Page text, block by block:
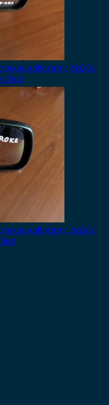
καθρέπτης δεξιός
καθρέπτης δεξιός